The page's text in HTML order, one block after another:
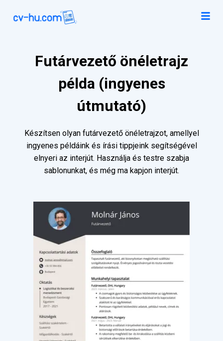
Futárvezető önéletrajz
példa (ingyenes
útmutató)
Készítsen olyan futárvezető önéletrajzot, amellyel
ingyenes példáink és írási tippjeink segítségével
elnyeri az interjút. Használja és testre szabja
sablonunkat, és még ma kapjon interjút.